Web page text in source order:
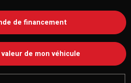
de financement
valeur de mon véhicule